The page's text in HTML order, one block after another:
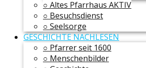
○ Altes Pfarrhaus AKTIV
○ Besuchsdienst
○ Seelsorge
GESCHICHTE NACHLESEN
○ Pfarrer seit 1600
○ Menschenbilder